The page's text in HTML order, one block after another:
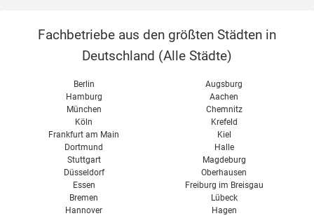
Heizstrom
Umweltbilanz
Vor- & Nachteile
Lucht LHZ
Thermotec
Fachbetriebe aus den größten Städten in
Deutschland (Alle Städte)
Berlin
Hamburg
München
Köln
Frankfurt am Main
Dortmund
Stuttgart
Düsseldorf
Essen
Bremen
Hannover
Augsburg
Aachen
Chemnitz
Krefeld
Kiel
Halle
Magdeburg
Oberhausen
Freiburg im Breisgau
Lübeck
Hagen